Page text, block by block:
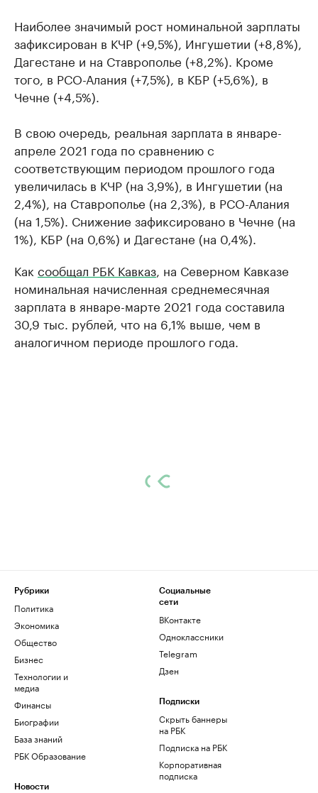
Наиболее значимый рост номинальной зарплаты
зафиксирован в КЧР (+9,5%), Ингушетии (+8,8%),
Дагестане и на Ставрополье (+8,2%). Кроме
того, в РСО-Алания (+7,5%), в КБР (+5,6%), в
Чечне (+4,5%).
В свою очередь, реальная зарплата в январе-
апреле 2021 года по сравнению с
соответствующим периодом прошлого года
увеличилась в КЧР (на 3,9%), в Ингушетии (на
2,4%), на Ставрополье (на 2,3%), в РСО-Алания
(на 1,5%). Снижение зафиксировано в Чечне (на
1%), КБР (на 0,6%) и Дагестане (на 0,4%).
Как сообщал РБК Кавказ, на Северном Кавказе
номинальная начисленная среднемесячная
зарплата в январе-марте 2021 года составила
30,9 тыс. рублей, что на 6,1% выше, чем в
аналогичном периоде прошлого года.
Рубрики
Политика
Экономика
Общество
Бизнес
Технологии и
медиа
Финансы
Биографии
База знаний
РБК Образование
Новости
Социальные
сети
ВКонтакте
Одноклассники
Telegram
Дзен
Подписки
Скрыть баннеры
на РБК
Подписка на РБК
Корпоративная
подписка